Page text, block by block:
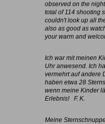
observed on the
total of 114 shooting
couldn't look up all
also as good as
your warm and
Ich war mit meinen
Uhr anwesend. Ich
vermehrt auf andere
haben etwa 28
wenn meine Kinder
Erlebnis! F. K.
Meine